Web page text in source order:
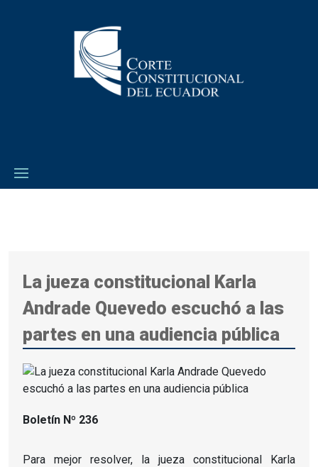
La jueza constitucional Karla
Andrade Quevedo escuchó a las
partes en una audiencia pública
Boletín Nº 236
Para mejor resolver, la jueza constitucional Karla